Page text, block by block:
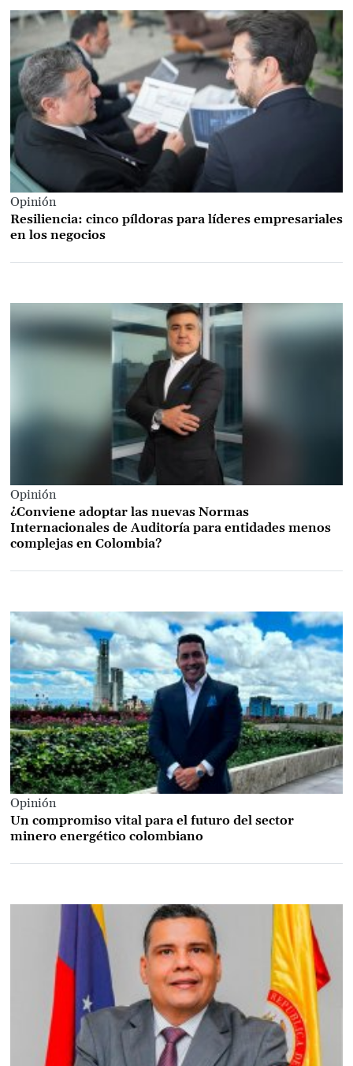
Opinión
Resiliencia: cinco píldoras para líderes empresariales
en los negocios
Opinión
¿Conviene adoptar las nuevas Normas
Internacionales de Auditoría para entidades menos
complejas en Colombia?
Opinión
Un compromiso vital para el futuro del sector
minero energético colombiano